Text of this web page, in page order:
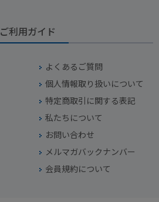
ご利用ガイド
よくあるご質問
個人情報取り扱いについて
特定商取引に関する表記
私たちについて
お問い合わせ
メルマガバックナンバー
会員規約について